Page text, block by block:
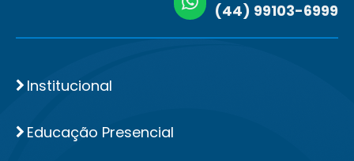
(44) 99103-6999
Institucional
Educação Presencial